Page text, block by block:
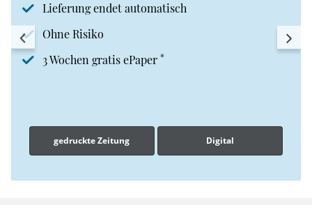
Lieferung endet automatisch
Ohne Risiko
3 Wochen gratis ePaper *
gedruckte Zeitung Digital